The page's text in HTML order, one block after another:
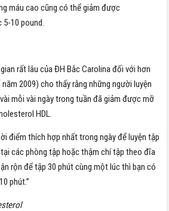
máu cao cũng có thể giảm được
10 pound.
rất lâu của ĐH Bắc Carolina đối với hơn
2009) cho thấy rằng những người luyện
mỗi vài ngày trong tuần đã giảm được mỡ
HDL.
điểm thích hợp nhất trong ngày để luyện tập
các phòng tập hoặc thậm chí tập theo đĩa
rộn để tập 30 phút cùng một lúc thì bạn có
phút.”